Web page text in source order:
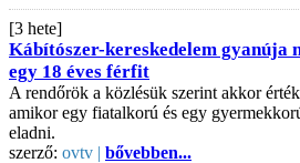
[3 hete]
Kábítószer-kereskedelem gyanúja
egy 18 éves férfit
A rendőrök a közlésük szerint akkor
amikor egy fiatalkorú és egy
eladni.
szerző: ovtv | bővebben...